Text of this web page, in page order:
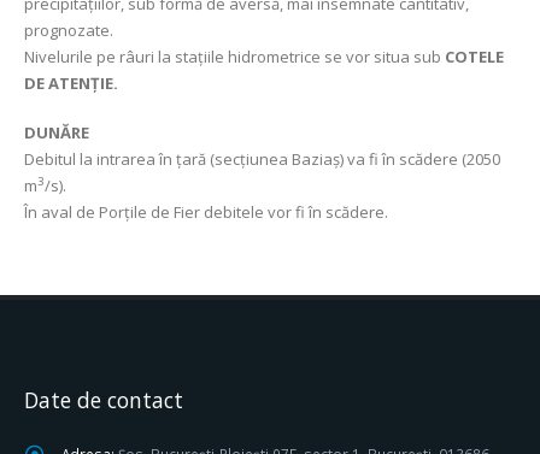
prognozate.
Nivelurile pe râuri la stațiile hidrometrice se vor situa sub COTELE
DE ATENȚIE.
DUNĂRE
Debitul la intrarea în țară (secțiunea Baziaș) va fi în scădere (2050
m3/s).
În aval de Porțile de Fier debitele vor fi în scădere.
Date de contact